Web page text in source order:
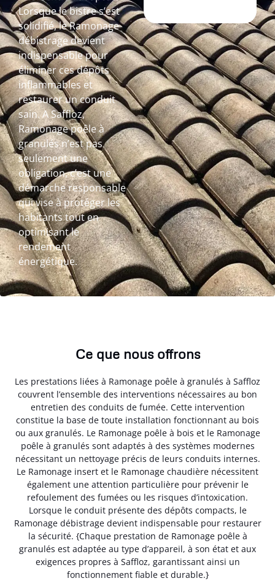
Lorsque le bistre s’est
solidifié, le Ramonage
débistrage devient
indispensable pour
éliminer ces dépôts
inflammables et
restaurer un conduit
sain. A Saffloz,
Ramonage poêle à
granulés n’est pas
seulement une
obligation, c’est une
démarche responsable
qui vise à protéger les
habitants tout en
optimisant le
rendement
énergétique.
Ce que nous offrons
Les prestations liées à Ramonage poêle à granulés à Saffloz
couvrent l’ensemble des interventions nécessaires au bon
entretien des conduits de fumée. Cette intervention
constitue la base de toute installation fonctionnant au bois
ou aux granulés. Le Ramonage poêle à bois et le Ramonage
poêle à granulés sont adaptés à des systèmes modernes
nécessitant un nettoyage précis de leurs conduits internes.
Le Ramonage insert et le Ramonage chaudière nécessitent
également une attention particulière pour prévenir le
refoulement des fumées ou les risques d’intoxication.
Lorsque le conduit présente des dépôts compacts, le
Ramonage débistrage devient indispensable pour restaurer
la sécurité. {Chaque prestation de Ramonage poêle à
granulés est adaptée au type d’appareil, à son état et aux
exigences propres à Saffloz, garantissant ainsi un
fonctionnement fiable et durable.}